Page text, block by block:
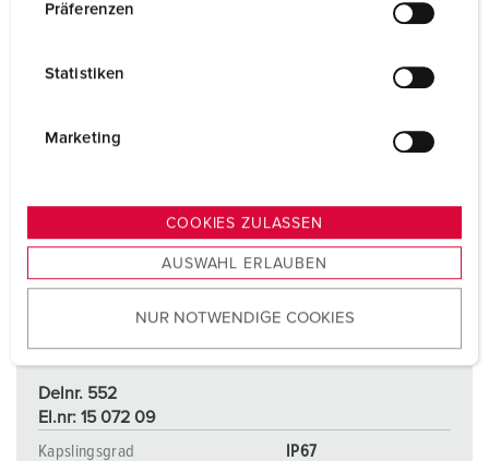
s
u
w
Präferenzen
Statistiken
Marketing
COOKIES ZULASSEN
AUSWAHL ERLAUBEN
NUR NOTWENDIGE COOKIES
Delnr. 552
El.nr: 15 072 09
Kapslingsgrad
IP67